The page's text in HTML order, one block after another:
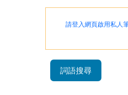
請登入網頁啟用私人
詞語搜尋